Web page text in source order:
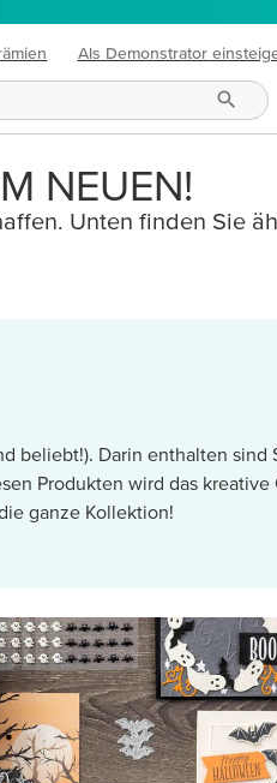
Als Demonstrator
NEUEN!
Unten finden Sie
beliebt!). Darin enthalten sind
Produkten wird das kreative
ganze Kollektion!